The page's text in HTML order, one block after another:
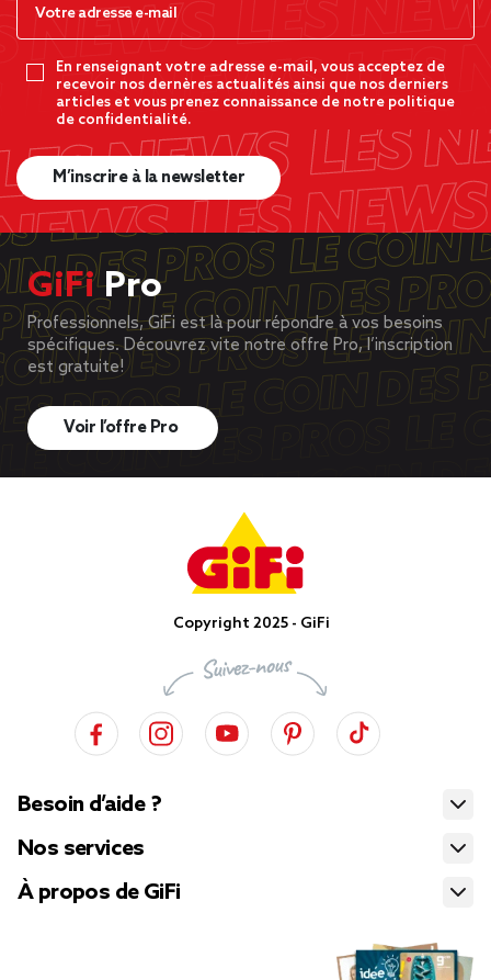
En renseignant votre adresse e-mail, vous acceptez de
recevoir nos dernères actualités ainsi que nos derniers
articles et vous prenez connaissance de notre politique
de confidentialité.
M’inscrire à la newsletter
GiFiPro
Professionnels, GiFi est là pour répondre à vos besoins
spécifiques. Découvrez vite notre offre Pro, l’inscription
est gratuite!
Voir l’offre Pro
Copyright 2025 - GiFi
Besoin d’aide ?
Nos services
À propos de GiFi